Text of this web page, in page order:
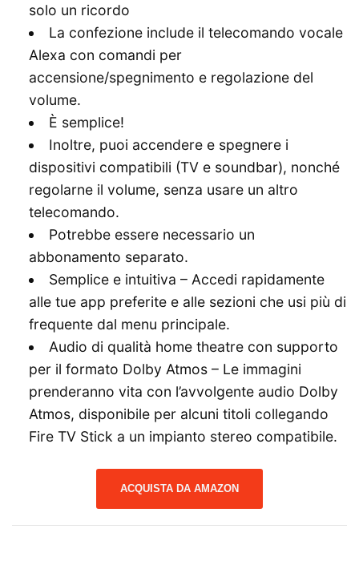
solo un ricordo
La confezione include il telecomando vocale
Alexa con comandi per
accensione/spegnimento e regolazione del
volume.
È semplice!
Inoltre, puoi accendere e spegnere i
dispositivi compatibili (TV e soundbar), nonché
regolarne il volume, senza usare un altro
telecomando.
Potrebbe essere necessario un
abbonamento separato.
Semplice e intuitiva – Accedi rapidamente
alle tue app preferite e alle sezioni che usi più di
frequente dal menu principale.
Audio di qualità home theatre con supporto
per il formato Dolby Atmos – Le immagini
prenderanno vita con l’avvolgente audio Dolby
Atmos, disponibile per alcuni titoli collegando
Fire TV Stick a un impianto stereo compatibile.
ACQUISTA DA AMAZON